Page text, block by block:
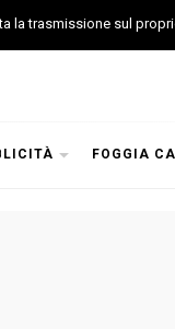
FOGGIA
la trasmissione sul